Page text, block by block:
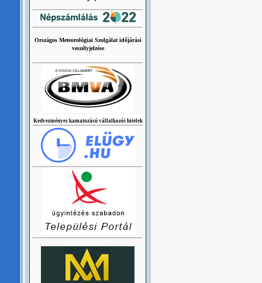
Országos Meteorológiai Szolgálat időjárási
veszélyjelzése
Kedvezményes kamatozású vállalkozói hitelek